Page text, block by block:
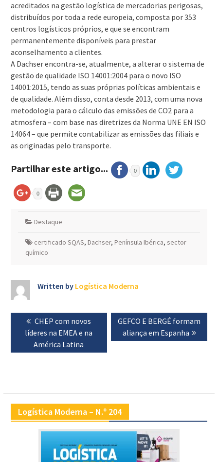
acreditados na gestão logística de mercadorias perigosas,
distribuídos por toda a rede europeia, composta por 353
centros logísticos próprios, e que se encontram
permanentemente disponíveis para prestar
aconselhamento a clientes.
A Dachser encontra-se, atualmente, a alterar o sistema de
gestão de qualidade ISO 14001:2004 para o novo ISO
14001:2015, tendo as suas próprias políticas ambientais e
de qualidade. Além disso, conta desde 2013, com uma nova
metodologia para o cálculo das emissões de CO2 para a
atmosfera – com base nas diretrizes da Norma UNE EN ISO
14064 – que permite contabilizar as emissões das filiais e
as originadas pelo transporte.
Partilhar este artigo... 0
0
Destaque
certificado SQAS, Dachser, Península Ibérica, sector
químico
Written by Logística Moderna
Navegação
artigos
Previous
post:
CHEP com novos
líderes na EMEA e na
América Latina
Next
post:
GEFCO E BERGÉ formam
aliança em Espanha
Logística Moderna – N.º 204